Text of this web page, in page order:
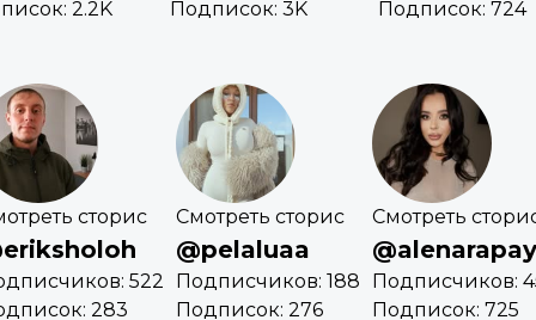
2.2K
Подписок: 3K
Подписок: 724
сторис
522
283
Смотреть сторис
@pelaluaa
Подписчиков: 188
Подписок: 276
Смотреть
@alenarapay
Подписчиков:
Подписок: 725